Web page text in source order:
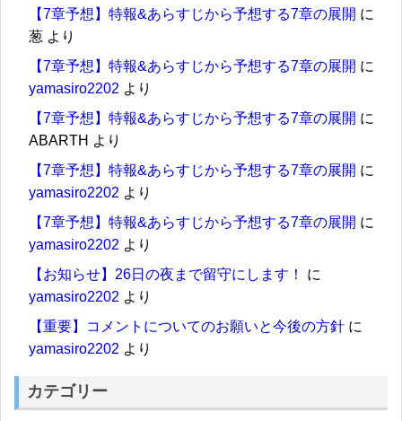
【7章予想】特報&あらすじから予想する7章の展開 に
葱 より
【7章予想】特報&あらすじから予想する7章の展開 に
yamasiro2202 より
【7章予想】特報&あらすじから予想する7章の展開 に
ABARTH より
【7章予想】特報&あらすじから予想する7章の展開 に
yamasiro2202 より
【7章予想】特報&あらすじから予想する7章の展開 に
yamasiro2202 より
【お知らせ】26日の夜まで留守にします！
に
yamasiro2202 より
【重要】コメントについてのお願いと今後の方針 に
yamasiro2202 より
カテゴリー